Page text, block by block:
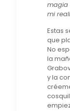
magia
mi
Estas
que
No
la
y la